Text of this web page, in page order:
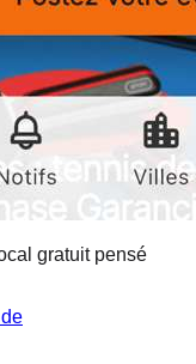
gratuit pensé